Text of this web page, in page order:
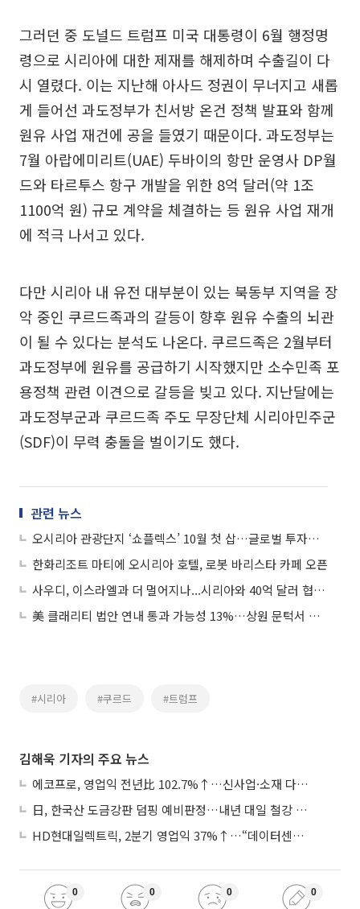
그러던 중 도널드 트럼프 미국 대통령이 6월 행정명
령으로 시리아에 대한 제재를 해제하며 수출길이 다
시 열렸다. 이는 지난해 아사드 정권이 무너지고 새롭
게 들어선 과도정부가 친서방 온건 정책 발표와 함께
원유 사업 재건에 공을 들였기 때문이다. 과도정부는
7월 아랍에미리트(UAE) 두바이의 항만 운영사 DP월
드와 타르투스 항구 개발을 위한 8억 달러(약 1조
1100억 원) 규모 계약을 체결하는 등 원유 사업 재개
에 적극 나서고 있다.
다만 시리아 내 유전 대부분이 있는 북동부 지역을 장
악 중인 쿠르드족과의 갈등이 향후 원유 수출의 뇌관
이 될 수 있다는 분석도 나온다. 쿠르드족은 2월부터
과도정부에 원유를 공급하기 시작했지만 소수민족 포
용정책 관련 이견으로 갈등을 빚고 있다. 지난달에는
과도정부군과 쿠르드족 주도 무장단체 시리아민주군
(SDF)이 무력 충돌을 벌이기도 했다.
관련 뉴스
오시리아 관광단지 ‘쇼플렉스’ 10월 첫 삽…글로벌 투자사 집결, 부산 문화지도 바뀐다
한화리조트 마티에 오시리아 호텔, 로봇 바리스타 카페 오픈
사우디, 이스라엘과 더 멀어지나...시리아와 40억 달러 협정 준비
美 클래리티 법안 연내 통과 가능성 13%…상원 문턱서 제동
#시리아 #쿠르드 #트럼프
김해욱 기자의 주요 뉴스
에코프로, 영업익 전년比 102.7%↑…신사업·소재 다각화 박차
日, 한국산 도금강판 덤핑 예비판정…내년 대일 철강 수출 ‘빨간불’
HD현대일렉트릭, 2분기 영업익 37%↑…“데이터센터 사업, 새로운 성장 축”
0 0 0 0